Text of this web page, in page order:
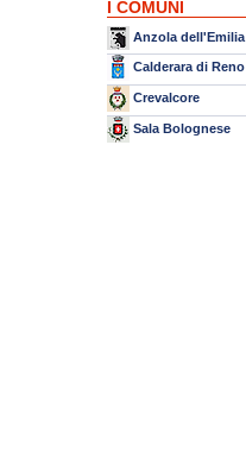
I COMUNI
Anzola dell'Emilia
Calderara di Reno
Crevalcore
Sala Bolognese